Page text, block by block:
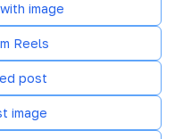
image
Reels
post
image